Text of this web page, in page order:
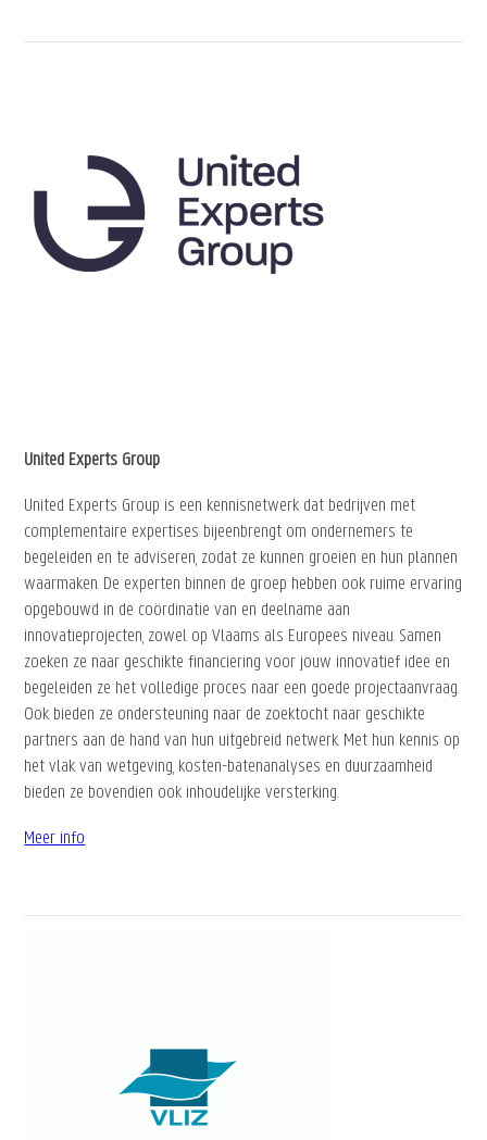
United Experts Group
United Experts Group is een kennisnetwerk dat bedrijven met
complementaire expertises bijeenbrengt om ondernemers te
begeleiden en te adviseren, zodat ze kunnen groeien en hun plannen
waarmaken. De experten binnen de groep hebben ook ruime ervaring
opgebouwd in de coördinatie van en deelname aan
innovatieprojecten, zowel op Vlaams als Europees niveau. Samen
zoeken ze naar geschikte financiering voor jouw innovatief idee en
begeleiden ze het volledige proces naar een goede projectaanvraag.
Ook bieden ze ondersteuning naar de zoektocht naar geschikte
partners aan de hand van hun uitgebreid netwerk. Met hun kennis op
het vlak van wetgeving, kosten-batenanalyses en duurzaamheid
bieden ze bovendien ook inhoudelijke versterking.
Meer info